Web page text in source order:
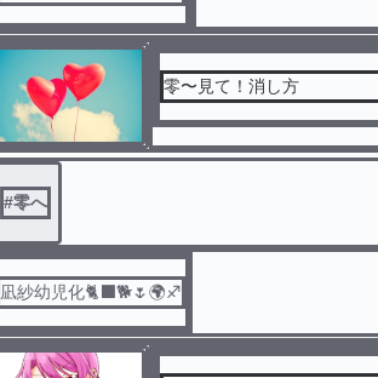
零〜見て！消し方
#零へ
凪紗幼児化🐈⬛🐕🌷🌍♐